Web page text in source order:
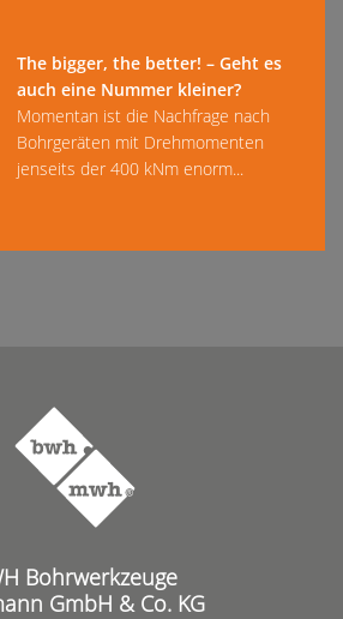
The bigger, the better! – Geht es
auch eine Nummer kleiner?
Momentan ist die Nachfrage nach
Bohrgeräten mit Drehmomenten
jenseits der 400 kNm enorm...
Bohrwerkzeuge
GmbH & Co. KG